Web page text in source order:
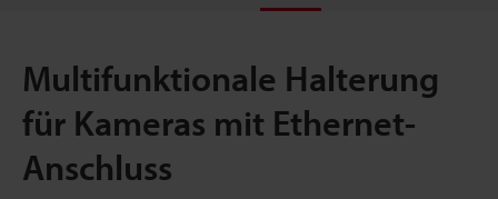
Multifunktionale Halterung
für Kameras mit Ethernet-
Anschluss